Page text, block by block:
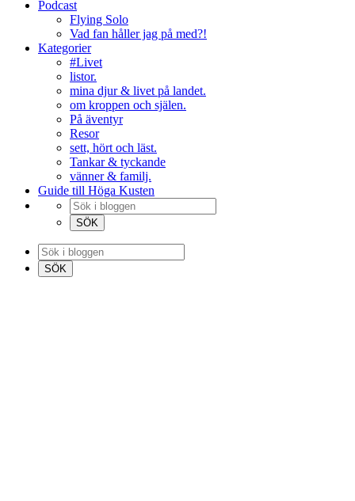
Podcast
Flying Solo
Vad fan håller jag på med?!
Kategorier
#Livet
listor.
mina djur & livet på landet.
om kroppen och själen.
På äventyr
Resor
sett, hört och läst.
Tankar & tyckande
vänner & familj.
Guide till Höga Kusten